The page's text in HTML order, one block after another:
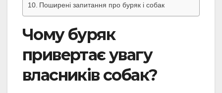
Поширені запитання про буряк і собак
Чому буряк
привертає увагу
власників собак?